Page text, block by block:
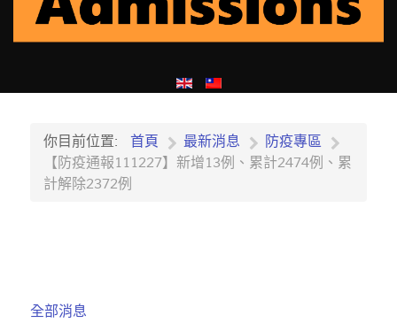
你目前位置: 首頁 最新消息
防疫專區
【防疫通報111227】新增13例、累計2474例、累
計解除2372例
全部消息